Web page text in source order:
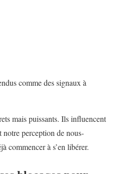
comme des signaux à
mais puissants. Ils influencent
perception de nous-
commencer à s’en libérer.